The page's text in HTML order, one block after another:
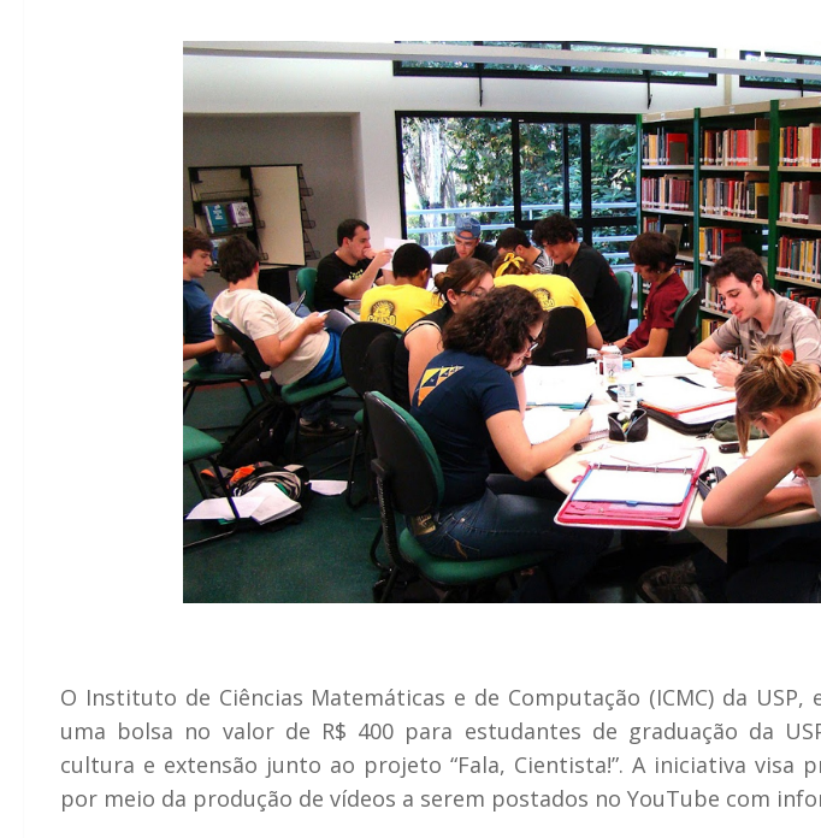
O Instituto de Ciências Matemáticas e de Computação (ICMC) da USP,
uma bolsa no valor de R$ 400 para estudantes de graduação da
cultura e extensão junto ao projeto “Fala, Cientista!”. A iniciativa visa
por meio da produção de vídeos a serem postados no YouTube com